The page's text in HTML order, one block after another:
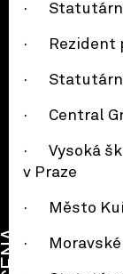
·
· Rezident
· Statutární
· Central
· Vysoká
v Praze
· Město
· Moravské
CENA